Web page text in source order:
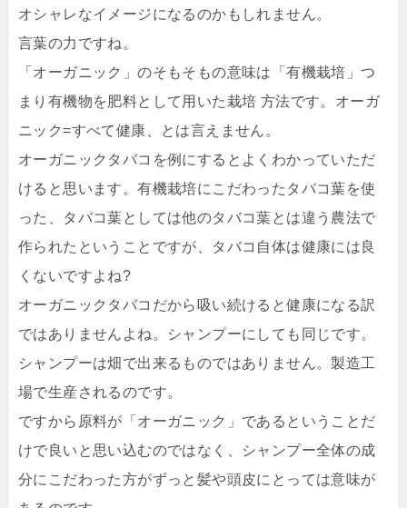
オシャレなイメージになるのかもしれません。
言葉の力ですね。
「オーガニック」のそもそもの意味は「有機栽培」つ
まり有機物を肥料として用いた栽培 方法です。 オーガ
ニック=すべて健康、とは言えません。
オーガニックタバコを例にするとよくわかっていただ
けると思います。有機栽培にこだわったタバコ葉を使
った、タバコ葉としては他のタバコ葉とは違う農法で
作られたということですが、タバコ自体は健康には良
くないですよね?
オーガニックタバコだから吸い続けると健康になる訳
ではありませんよね。
シャンプーにしても同じです。
シャンプーは畑で出来るものではありません。製造工
場で生産されるのです。
ですから原料が「オーガニック」であるということだ
けで良いと思い込むのではなく、シャンプー全体の成
分にこだわった方がずっと髪や頭皮にとっては意味が